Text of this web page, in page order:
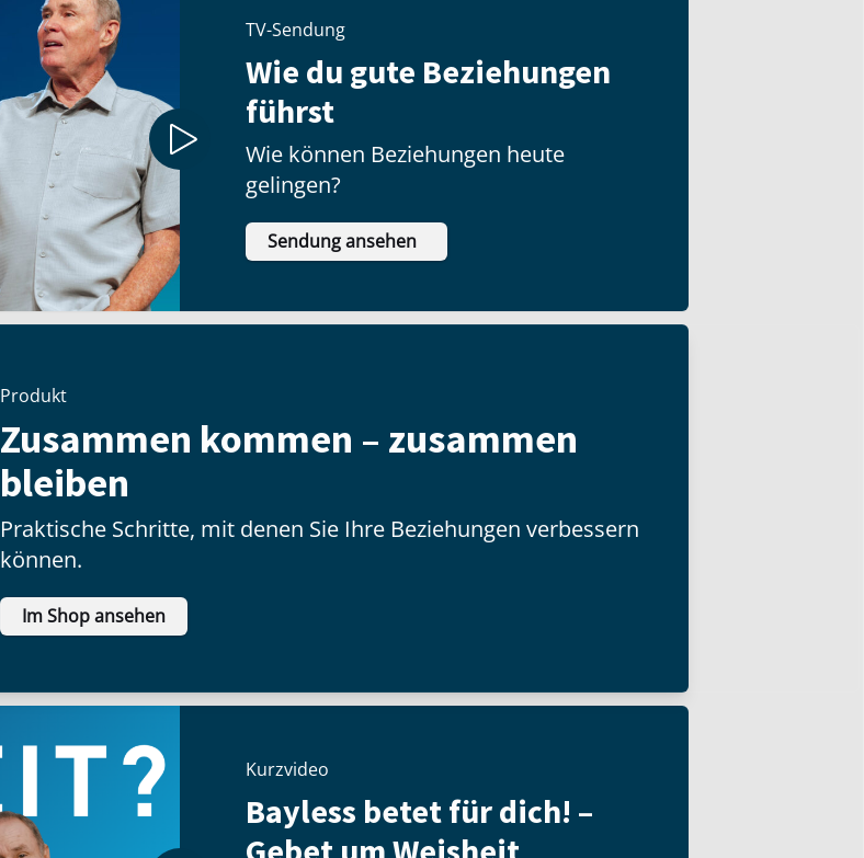
TV-Sendung
Wie du gute Beziehungen
führst
Wie können Beziehungen heute
gelingen?
Sendung ansehen
Produkt
Zusammen kommen – zusammen
bleiben
Praktische Schritte, mit denen Sie Ihre Beziehungen verbessern
können.
Im Shop ansehen
Kurzvideo
Bayless betet für dich! –